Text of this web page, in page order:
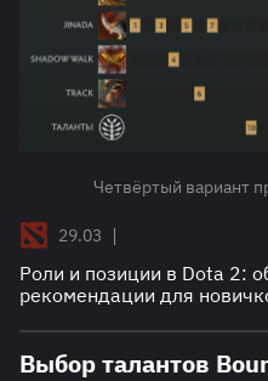
Четвёртый вариант
29.03
|
Роли и позиции в Dota 2:
рекомендации для
Выбор талантов